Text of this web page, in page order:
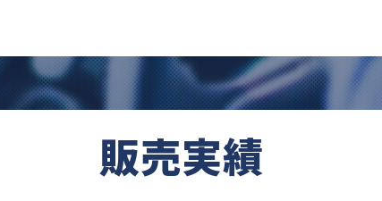
販売実績